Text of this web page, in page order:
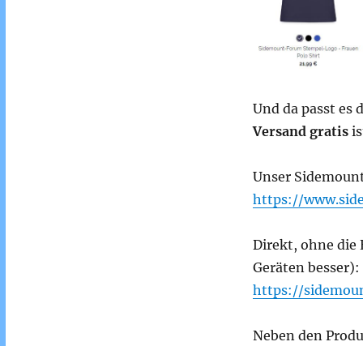
Und da passt es
Versand gratis
Unser
https://
Direkt, ohne die
Geräten besser):
https://
Neben den